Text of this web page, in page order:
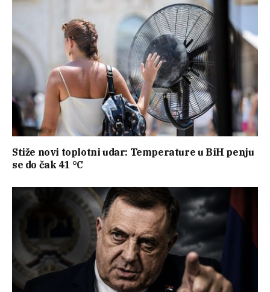
Stiže novi toplotni udar: Temperature u BiH penju
se do čak 41 °C